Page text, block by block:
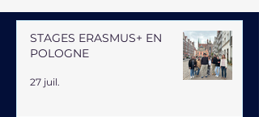
STAGES ERASMUS+ EN
POLOGNE
27 juil.